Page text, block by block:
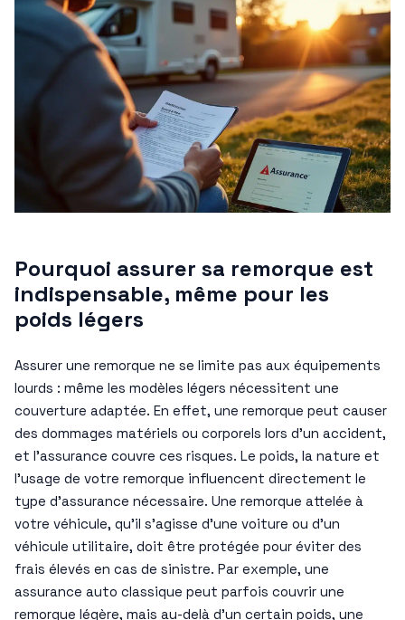
Pourquoi assurer sa remorque est
indispensable, même pour les
poids légers
Assurer une remorque ne se limite pas aux équipements
lourds : même les modèles légers nécessitent une
couverture adaptée. En effet, une remorque peut causer
des dommages matériels ou corporels lors d’un accident,
et l’assurance couvre ces risques. Le poids, la nature et
l’usage de votre remorque influencent directement le
type d’assurance nécessaire. Une remorque attelée à
votre véhicule, qu’il s’agisse d’une voiture ou d’un
véhicule utilitaire, doit être protégée pour éviter des
frais élevés en cas de sinistre. Par exemple, une
assurance auto classique peut parfois couvrir une
remorque légère, mais au-delà d’un certain poids, une